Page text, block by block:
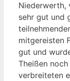
Niederwerth,
sehr gut und
mitgereisten
gut und
Theißen
verbreiteten